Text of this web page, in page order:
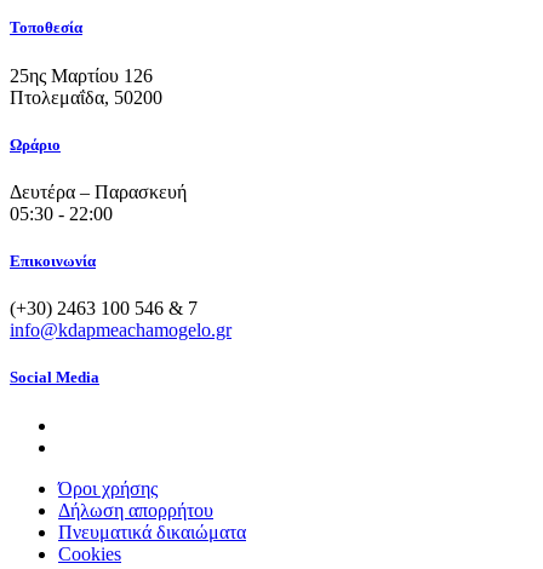
Τοποθεσία
25ης Μαρτίου 126
Πτολεμαΐδα, 50200
Ωράριο
Δευτέρα – Παρασκευή
05:30 - 22:00
Επικοινωνία
(+30) 2463 100 546 & 7
info@kdapmeachamogelo.gr
Social Media
Όροι χρήσης
Δήλωση απορρήτου
Πνευματικά δικαιώματα
Cookies